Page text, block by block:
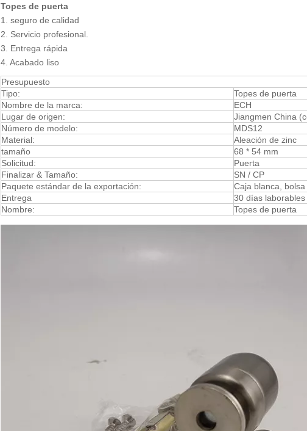
Topes de puerta
1. seguro de calidad
2. Servicio profesional.
3. Entrega rápida
4. Acabado liso
Presupuesto
Tipo:
Topes de puerta
Nombre de la marca:
ECH
Lugar de origen:
Jiangmen China
Número de modelo:
MDS12
Material:
Aleación de zinc
tamaño
68 * 54 mm
Solicitud:
Puerta
Finalizar & Tamaño:
SN / CP
Paquete estándar de la exportación:
Caja blanca,
Entrega
30 días laborables
Nombre:
Topes de puerta